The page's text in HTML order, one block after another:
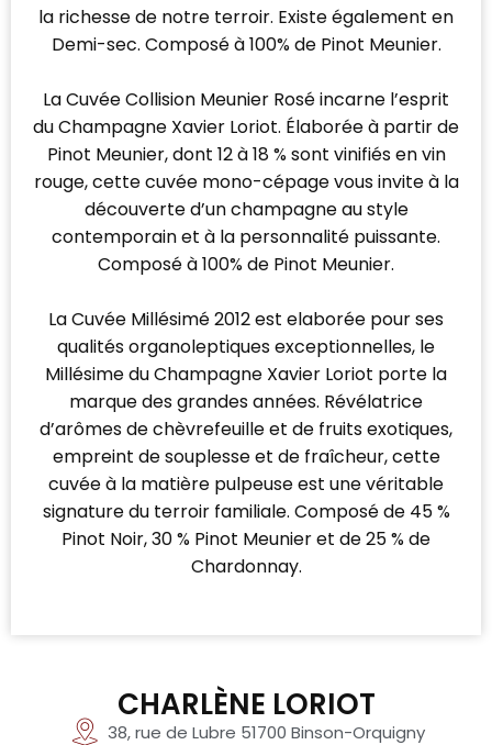
la richesse de notre terroir. Existe également en
Demi-sec. Composé à 100% de Pinot Meunier.
La Cuvée Collision Meunier Rosé incarne l’esprit
du Champagne Xavier Loriot. Élaborée à partir de
Pinot Meunier, dont 12 à 18 % sont vinifiés en vin
rouge, cette cuvée mono-cépage vous invite à la
découverte d’un champagne au style
contemporain et à la personnalité puissante.
Composé à 100% de Pinot Meunier.
La Cuvée Millésimé 2012 est elaborée pour ses
qualités organoleptiques exceptionnelles, le
Millésime du Champagne Xavier Loriot porte la
marque des grandes années. Révélatrice
d’arômes de chèvrefeuille et de fruits exotiques,
empreint de souplesse et de fraîcheur, cette
cuvée à la matière pulpeuse est une véritable
signature du terroir familiale. Composé de 45 %
Pinot Noir, 30 % Pinot Meunier et de 25 % de
Chardonnay.
CHARLÈNE LORIOT
38, rue de Lubre 51700 Binson-Orquigny